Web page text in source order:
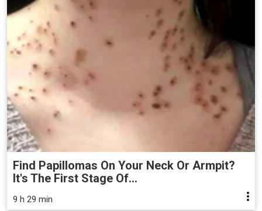
Find Papillomas On Your Neck Or Armpit?
It's The First Stage Of...
9 h 29 min